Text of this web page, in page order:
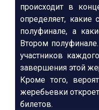
происходит в
определяет,
полуфинале, а
Втором
участников
завершения этой
Кроме того,
жеребьевки
билетов.